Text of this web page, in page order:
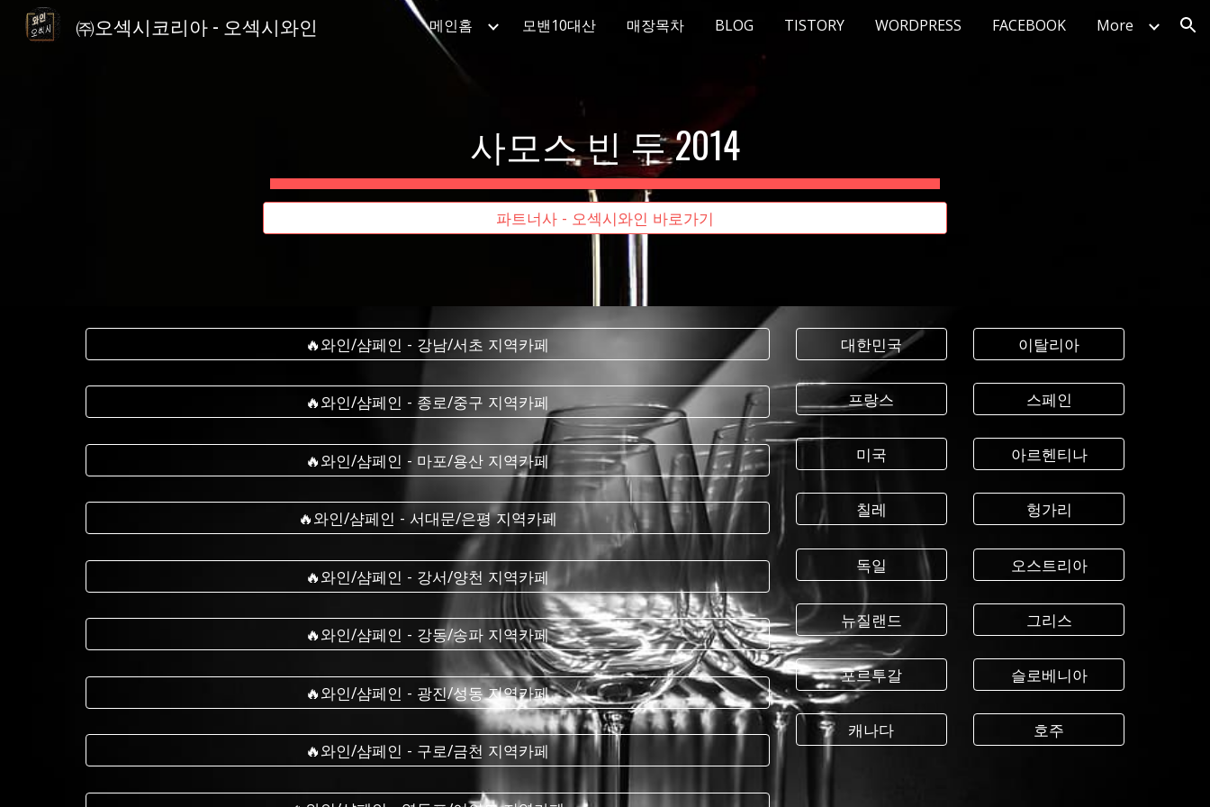
Skip to main content Skip to navigation
㈜오섹시코리아 - 오섹시와인 메인홈 모밴10대산 매장목차 BLOG TISTORY WORDPRESS FACEBOOK More
사모스 빈 두 2014
파트너사 - 오섹시와인 바로가기
🔥와인/샴페인 - 강남/서초 지역카페
🔥와인/샴페인 - 종로/중구 지역카페
🔥와인/샴페인 - 마포/용산 지역카페
🔥와인/샴페인 - 서대문/은평 지역카페
🔥와인/샴페인 - 강서/양천 지역카페
🔥와인/샴페인 - 강동/송파 지역카페
🔥와인/샴페인 - 광진/성동 지역카페
🔥와인/샴페인 - 구로/금천 지역카페
대한민국
프랑스
미국
칠레
독일
뉴질랜드
포르투갈
캐나다
이탈리아
스페인
아르헨티나
헝가리
오스트리아
그리스
슬로베니아
호주